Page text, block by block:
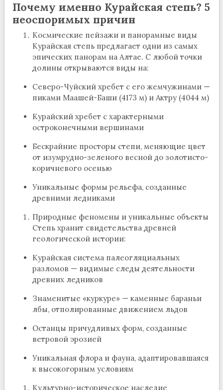
Почему именно Курайская степь? 5
неоспоримых причин
Космические пейзажи и панорамные виды
Курайская степь предлагает одни из самых
эпических панорам на Алтае. С любой точки
долины открываются виды на:
Северо-Чуйский хребет с его жемчужинами —
пиками Маашей-Баши (4173 м) и Актру (4044 м)
Курайский хребет с характерными
остроконечными вершинами
Бескрайние просторы степи, меняющие цвет
от изумрудно-зеленого весной до золотисто-
коричневого осенью
Уникальные формы рельефа, созданные
древними ледниками
Природные феномены и уникальные объекты
Степь хранит свидетельства древней
геологической истории:
Курайская система палеогляциальных
разломов — видимые следы деятельности
древних ледников
Знаменитые «куркуре» — каменные бараньи
лбы, отполированные движением льдов
Останцы причудливых форм, созданные
ветровой эрозией
Уникальная флора и фауна, адаптировавшаяся
к высокогорным условиям
Культурно-историческое наследие